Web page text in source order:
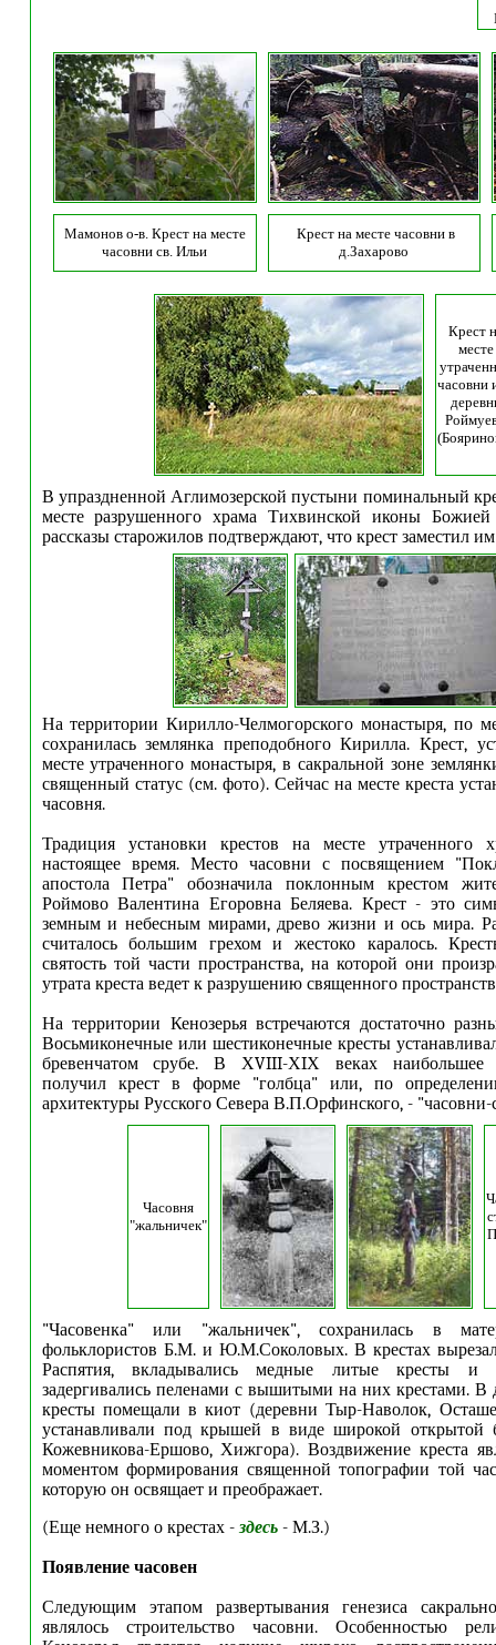
Мамонов о-в. Крест на месте
часовни св. Ильи
Крест на месте часовни в
д.Захарово
Крест
месте
часовни
В упраздненной Аглимозерской пустыни поминальный
месте разрушенного храма Тихвинской иконы
рассказы старожилов подтверждают, что крест заместил
На территории Кирилло-Челмогорского монастыря, по
сохранилась землянка преподобного Кирилла. Крест,
месте утраченного монастыря, в сакральной зоне
священный статус (cм. фото). Сейчас на месте креста
часовня.
Традиция установки крестов на месте
настоящее время. Место часовни с посвящением
апостола Петра" обозначила поклонным крестом
Роймово Валентина Егоровна Беляева. Крест - это
земным и небесным мирами, древо жизни и ось мира.
считалось большим грехом и жестоко каралось.
святость той части пространства, на которой они
утрата креста ведет к разрушению священного
На территории Кенозерья встречаются достаточно
Восьмиконечные или шестиконечные кресты
бревенчатом срубе. В ХVIII-ХIХ веках наибольшее
получил крест в форме "голбца" или, по
архитектуры Русского Севера В.П.Орфинского, - "часовни-
Часовня
"жальничек"
"Часовенка" или "жальничек", сохранилась в
фольклористов Б.М. и Ю.М.Соколовых. В крестах
Распятия, вкладывались медные литые кресты и
задергивались пеленами с вышитыми на них крестами. В
кресты помещали в киот (деревни Тыр-Наволок,
устанавливали под крышей в виде широкой открытой
Кожевникова-Ершово, Хижгора). Воздвижение креста
моментом формирования священной топографии той
которую он освящает и преображает.
(Еще немного о крестах -здесь - М.З.)
Появление часовен
Следующим этапом развертывания генезиса
являлось строительство часовни. Особенностью